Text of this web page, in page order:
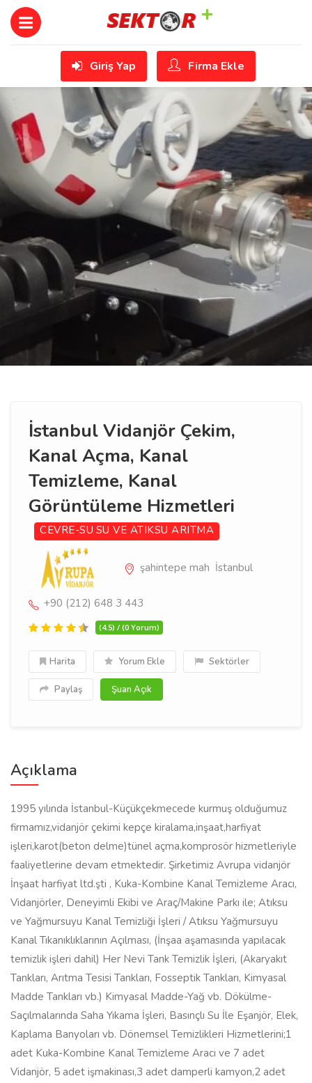
Giriş Yap Firma Ekle
İstanbul Vidanjör Çekim,
Kanal Açma, Kanal
Temizleme, Kanal
Görüntüleme Hizmetleri
CEVRE-SU SU VE ATIKSU ARITMA
şahintepe mah İstanbul
+90 (212) 648 3 443
(4.5) / (0 Yorum)
Harita Yorum Ekle Sektörler
Paylaş Şuan Açık
Açıklama
1995 yılında İstanbul-Küçükçekmecede kurmuş olduğumuz
firmamız,vidanjör çekimi kepçe kiralama,inşaat,harfiyat
işleri,karot(beton delme)tünel açma,komprosör hizmetleriyle
faaliyetlerine devam etmektedir. Şirketimiz Avrupa vidanjör
İnşaat harfiyat ltd.şti , Kuka-Kombine Kanal Temizleme Aracı,
Vidanjörler, Deneyimli Ekibi ve Araç/Makine Parkı ile; Atıksu
ve Yağmursuyu Kanal Temizliği İşleri / Atıksu Yağmursuyu
Kanal Tıkanıklıklarının Açılması, (İnşaa aşamasında yapılacak
temizlik işleri dahil) Her Nevi Tank Temizlik İşleri, (Akaryakıt
Tankları, Arıtma Tesisi Tankları, Fosseptik Tankları, Kimyasal
Madde Tankları vb.) Kimyasal Madde-Yağ vb. Dökülme-
Saçılmalarında Saha Yıkama İşleri, Basınçlı Su İle Eşanjör, Elek,
Kaplama Banyoları vb. Dönemsel Temizlikleri Hizmetlerini;1
adet Kuka-Kombine Kanal Temizleme Aracı ve 7 adet
Vidanjör, 5 adet işmakinası,3 adet damperli kamyon,2 adet